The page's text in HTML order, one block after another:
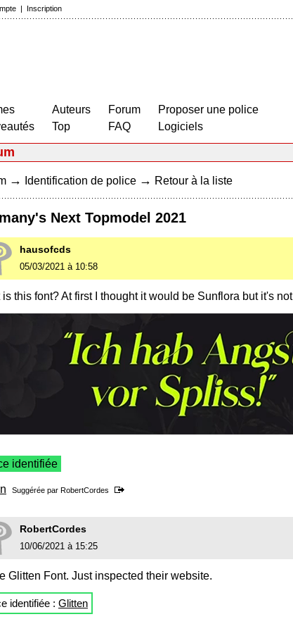
| Inscription
Auteurs
Top
Forum
FAQ
Proposer une police
Logiciels
→ Identification de police → Retour à la liste
Next Topmodel 2021
hausofcds
05/03/2021 à 10:58
is this font? At first I thought it would be Sunflora but it's not
identifiée
Suggérée par RobertCordes
RobertCordes
10/06/2021 à 15:25
Glitten Font. Just inspected their website.
identifiée : Glitten